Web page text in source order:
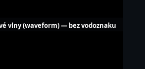
vlny (waveform) — bez vodoznaku